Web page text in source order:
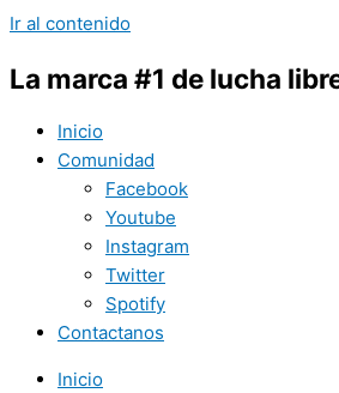
Ir al contenido
La marca #1 de lucha
Inicio
Comunidad
Facebook
Youtube
Instagram
Twitter
Spotify
Contactanos
Inicio